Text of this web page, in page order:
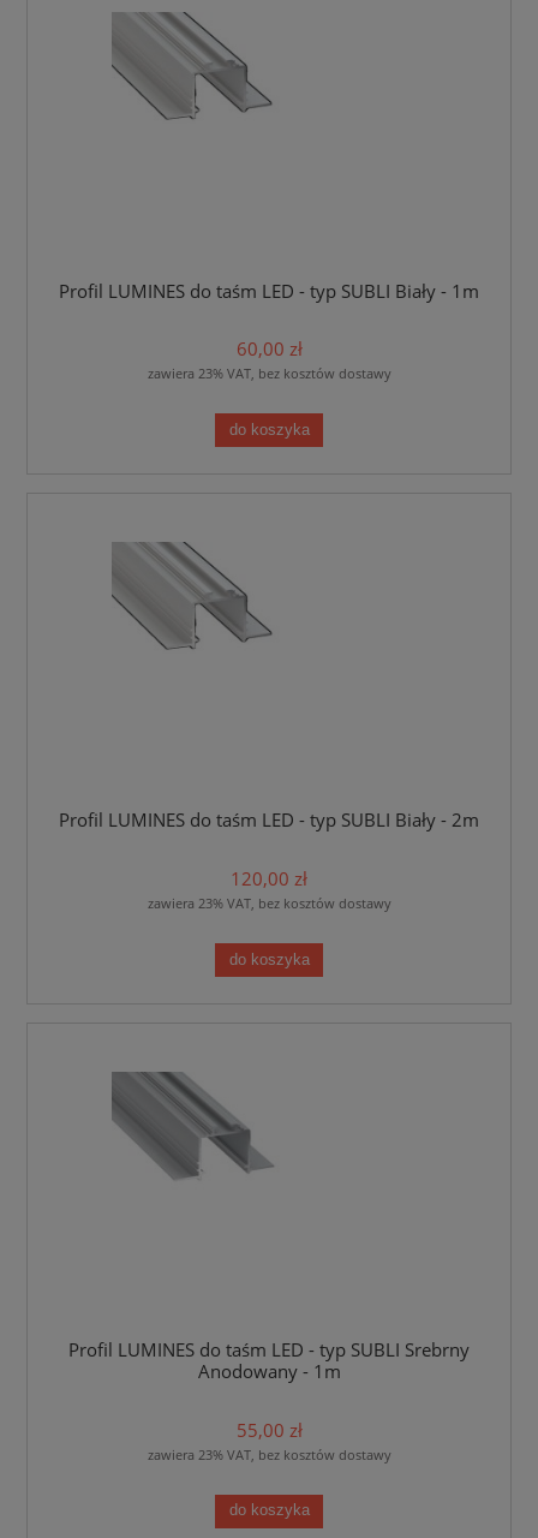
Profil LUMINES do taśm LED - typ SUBLI Biały - 1m
60,00 zł
zawiera 23% VAT, bez kosztów dostawy
do koszyka
Profil LUMINES do taśm LED - typ SUBLI Biały - 2m
120,00 zł
zawiera 23% VAT, bez kosztów dostawy
do koszyka
Profil LUMINES do taśm LED - typ SUBLI Srebrny
Anodowany - 1m
55,00 zł
zawiera 23% VAT, bez kosztów dostawy
do koszyka